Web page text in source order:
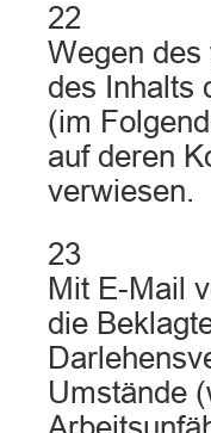
22
Wegen
des Inhalts
(im
auf deren
verwiesen.
23
Mit E-Mail
die
Umstände